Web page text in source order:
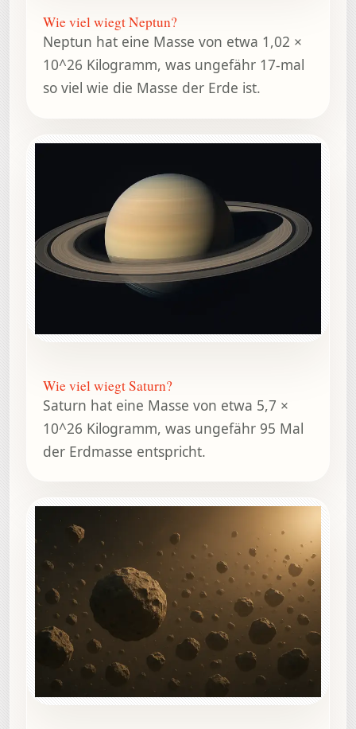
Wie viel wiegt Neptun?
Neptun hat eine Masse von etwa 1,02 ×
10^26 Kilogramm, was ungefähr 17-mal
so viel wie die Masse der Erde ist.
Wie viel wiegt Saturn?
Saturn hat eine Masse von etwa 5,7 ×
10^26 Kilogramm, was ungefähr 95 Mal
der Erdmasse entspricht.